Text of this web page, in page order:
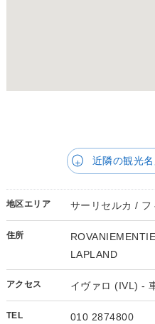
近隣の観光
地区エリア サーリセルカ / フ
住所
LAPLAND
アクセス イヴァロ (IVL) -
TEL 010 2874800